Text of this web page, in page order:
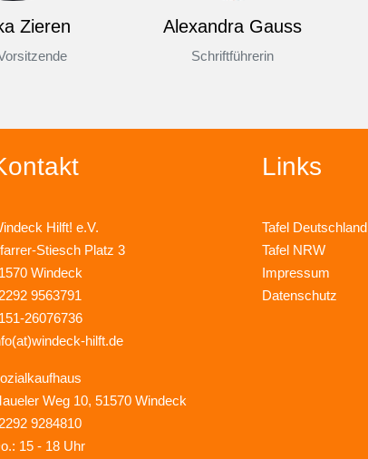
Zieren Alexandra Gauss
Schriftführerin
Hilft! e.V.
Stiesch Platz 3
Windeck
9563791
26076736
hilft.de
Weg 10, 51570 Windeck
9284810
15 - 18 Uhr
Links
Tafel Deutschland
Tafel NRW
Impressum
Datenschutz